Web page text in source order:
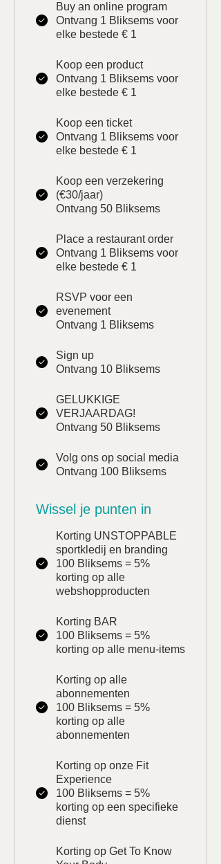
Buy an online program
Ontvang 1 Bliksems voor
elke bestede € 1
Koop een product
Ontvang 1 Bliksems voor
elke bestede € 1
Koop een ticket
Ontvang 1 Bliksems voor
elke bestede € 1
Koop een verzekering
(€30/jaar)
Ontvang 50 Bliksems
Place a restaurant order
Ontvang 1 Bliksems voor
elke bestede € 1
RSVP voor een
evenement
Ontvang 1 Bliksems
Sign up
Ontvang 10 Bliksems
GELUKKIGE
VERJAARDAG!
Ontvang 50 Bliksems
Volg ons op social media
Ontvang 100 Bliksems
Wissel je punten in
Korting UNSTOPPABLE
sportkledij en branding
100 Bliksems = 5%
korting op alle
webshopproducten
Korting BAR
100 Bliksems = 5%
korting op alle menu-items
Korting op alle
abonnementen
100 Bliksems = 5%
korting op alle
abonnementen
Korting op onze Fit
Experience
100 Bliksems = 5%
korting op een specifieke
dienst
Korting op Get To Know